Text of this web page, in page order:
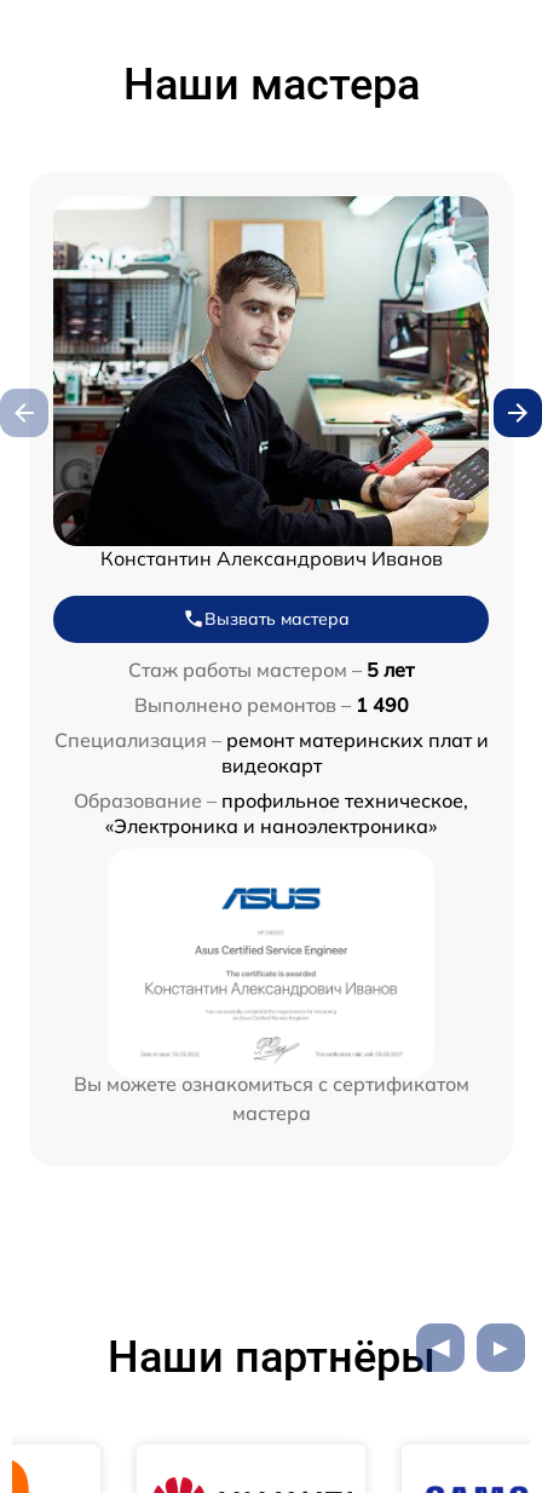
Наши мастера
Константин Александрович Иванов
Вызвать мастера
Стаж работы мастером – 5 лет
Выполнено ремонтов – 1 490
Специализация – ремонт материнских плат и
видеокарт
Образование – профильное техническое,
«Электроника и наноэлектроника»
Вы можете ознакомиться с сертификатом
мастера
Наши партнёры